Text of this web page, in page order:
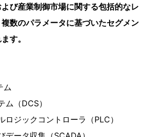
び産業制御市場に関する包括的なレ
数のパラメータに基づいたセグメン
す。
ム
ム（DCS）
ロジックコントローラ（PLC）